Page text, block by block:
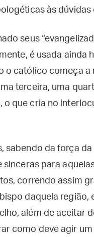
às
seus
é usada ainda
o católico começa a
terceira, uma
o que cria no
sabendo da força
sinceras para
correndo assim
daquela região,
além de aceitar
como deve agir